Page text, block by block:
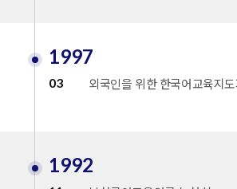
1997
03 외국인을 위한 한국어교육지
1992